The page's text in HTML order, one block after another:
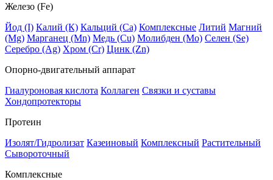
Железо (Fe)
Йод (I) Калий (К) Кальций (Са) Комплексные Литий Магний
(Mg) Марганец (Mn) Медь (Сu) Молибден (Мо) Селен (Se)
Серебро (Ag) Хром (Cr) Цинк (Zn)
Опорно-двигательный аппарат
Гиалуроновая кислота Коллаген Связки и суставы
Хондопротекторы
Протеин
Изолят/Гидролизат Казеиновый Комплексный Растительный
Сывороточный
Комплексные